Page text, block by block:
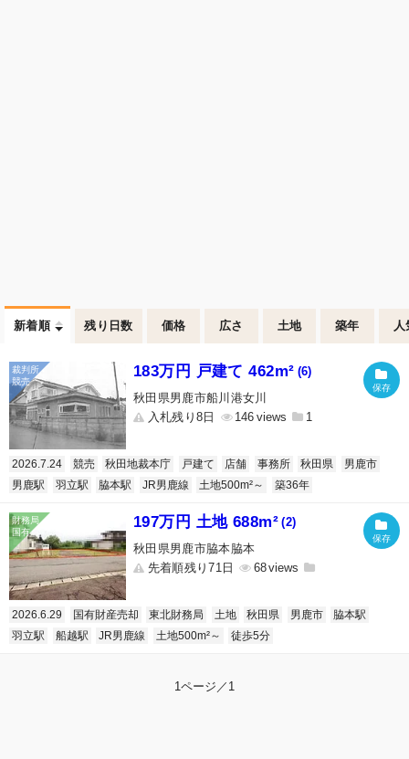
新着順 残り日数 価格 広さ 土地 築年 人
183万円 戸建て 462m² (6)
秋田県男鹿市船川港女川
入札残り8日
146 1
2026.7.24 競売 秋田地裁本庁 戸建て 店舗 事務所 秋田県
男鹿市
男鹿駅
羽立駅 脇本駅 JR男鹿線 土地500m²～ 築36年
197万円 土地 688m² (2)
秋田県男鹿市脇本脇本
先着順残り71日
68
2026.6.29 国有財産売却 東北財務局 土地 秋田県 男鹿市
脇本駅
羽立駅
船越駅 JR男鹿線 土地500m²～ 徒歩5分
1ページ／1